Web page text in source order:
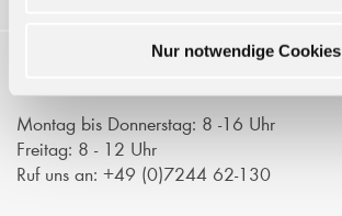
Nur notwendige Cookies
Montag bis Donnerstag: 8 -16 Uhr
Freitag: 8 - 12 Uhr
Ruf uns an: +49 (0)7244 62-130